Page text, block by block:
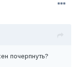
почерпнуть?